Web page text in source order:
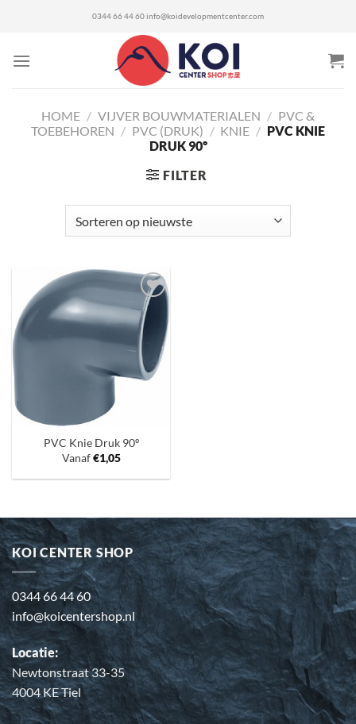
0344 66 44 60 info@koidevelopmentcenter.com
HOME / VIJVER BOUWMATERIALEN / PVC &
TOEBEHOREN / PVC (DRUK) / KNIE / PVC KNIE
DRUK 90º
FILTER
Toevoegen
aan
verlanglijst
PVC Knie Druk 90º
Vanaf€1,05
KOI CENTER SHOP
0344 66 44 60
info@koicentershop.nl
Locatie:
Newtonstraat 33-35
4004 KE Tiel